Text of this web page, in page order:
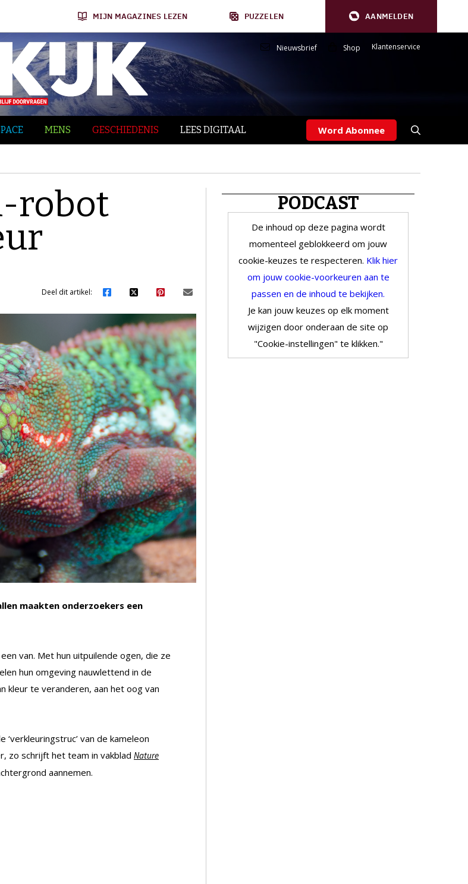
MIJN MAGAZINES LEZEN PUZZELEN AANMELDEN
Nieuwsbrief Shop Klantenservice
MENS GESCHIEDENIS LEES DIGITAAL Word Abonnee
robot
Deel dit artikel:
maakten onderzoekers een
van. Met hun uitpuilende ogen, die ze
hun omgeving nauwlettend in de
kleur te veranderen, aan het oog van
van de kameleon
zo schrijft het team in vakblad Nature
aannemen.
PODCAST
De inhoud op deze pagina wordt
momenteel geblokkeerd om jouw
cookie-keuzes te respecteren. Klik hier
om jouw cookie-voorkeuren aan te
passen en de inhoud te bekijken.
Je kan jouw keuzes op elk moment
wijzigen door onderaan de site op
"Cookie-instellingen" te klikken."